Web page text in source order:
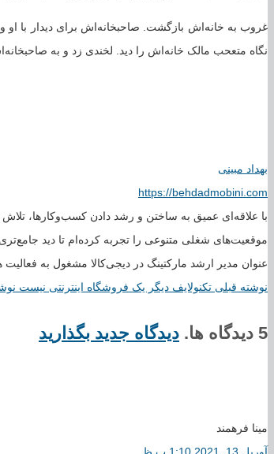
غروب به خانه‌اش بازگشت. صاحبخانه‌اش برای دیدار با او
نگاه متعحب مالک خانه‌اش را دید. لخندی زد و به
بهداد مبینی
https://behdadmobini.com
با علاقه‌ای عمیق به ساختن و رشد دادن کسب‌وکارها،
موقعیت‌های شغلی متنوعی را تجربه کرده‌ام تا دید
عنوان مدیر ارشد مارکتینگ در دیجی‌کالا مشغول به فعالیت
نوشته قبلی تکنولایف دیگر یک فروشگاه اینترنتی نیست
5 دیدگاه ها. دیدگاه جدید بگذارید
مینا فرهمند
آوریل 13, 2021 1:10 ب.ظ